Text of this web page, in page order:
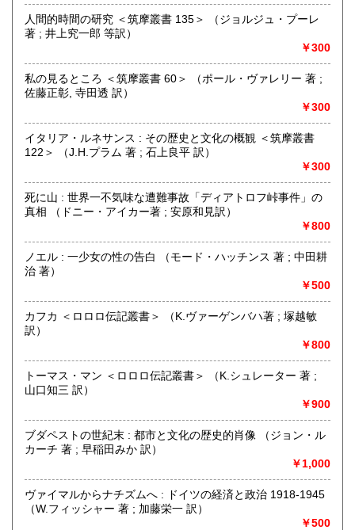
沿線名：-
最寄駅：-
営業時間：13:00-19:00 (本は倉庫にあるため、店舗での購
覧ください)
定休日：なし
書籍の買取について
内容によりますが全国出張いたします
古書一般（その他）
人間的時間の研究 ＜筑摩叢書 135＞ （ジョルジュ・プーレ
著 ; 井上究一郎 等訳）
￥300
私の見るところ ＜筑摩叢書 60＞ （ポール・ヴァレリー 著 ;
佐藤正彰, 寺田透 訳）
￥300
イタリア・ルネサンス : その歴史と文化の概観 ＜筑摩叢書
122＞ （J.H.プラム 著 ; 石上良平 訳）
￥300
死に山 : 世界一不気味な遭難事故「ディアトロフ峠事件」の
真相 （ドニー・アイカー著 ; 安原和見訳）
￥800
ノエル : 一少女の性の告白 （モード・ハッチンス 著 ; 中田耕
治 著）
￥500
カフカ ＜ロロロ伝記叢書＞ （K.ヴァーゲンバハ著 ; 塚越敏
訳）
￥800
トーマス・マン ＜ロロロ伝記叢書＞ （K.シュレーター 著 ;
山口知三 訳）
￥900
ブダペストの世紀末 : 都市と文化の歴史的肖像 （ジョン・ル
カーチ 著 ; 早稲田みか 訳）
￥1,000
ヴァイマルからナチズムへ : ドイツの経済と政治 1918-1945
（W.フィッシャー 著 ; 加藤栄一 訳）
￥500